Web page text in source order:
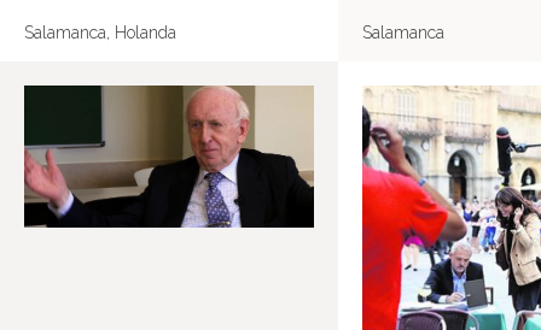
Salamanca, Holanda Salamanca